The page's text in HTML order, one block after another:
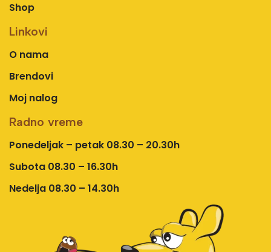
Shop
Linkovi
O nama
Brendovi
Moj nalog
Radno vreme
Ponedeljak – petak 08.30 – 20.30h
Subota 08.30 – 16.30h
Nedelja 08.30 – 14.30h